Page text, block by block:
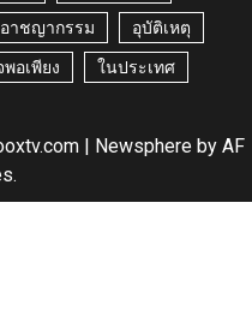
อาชญากรรม อุบัติเหตุ
อเพียง ในประเทศ
| Newsphereby AF